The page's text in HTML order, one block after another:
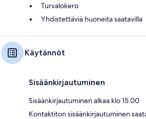
Turvalokero
Yhdistettäviä huoneita saatavilla
Käytännöt
Sisäänkirjautuminen
Sisäänkirjautuminen alkaa klo 15.00
Kontaktiton sisäänkirjautuminen